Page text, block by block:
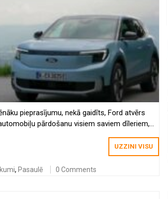
pieprasījumu, nekā gaidīts, Ford atvērs
pārdošanu visiem saviem dīleriem,
UZZINI VISU
, Pasaulē 0 Comments